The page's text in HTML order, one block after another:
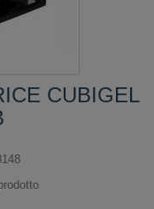
CUBIGEL